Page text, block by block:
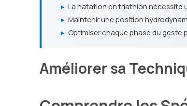
▸ La natation en triathlon nécessite
▸ Maintenir une position
▸ Optimiser chaque phase du geste
Améliorer sa